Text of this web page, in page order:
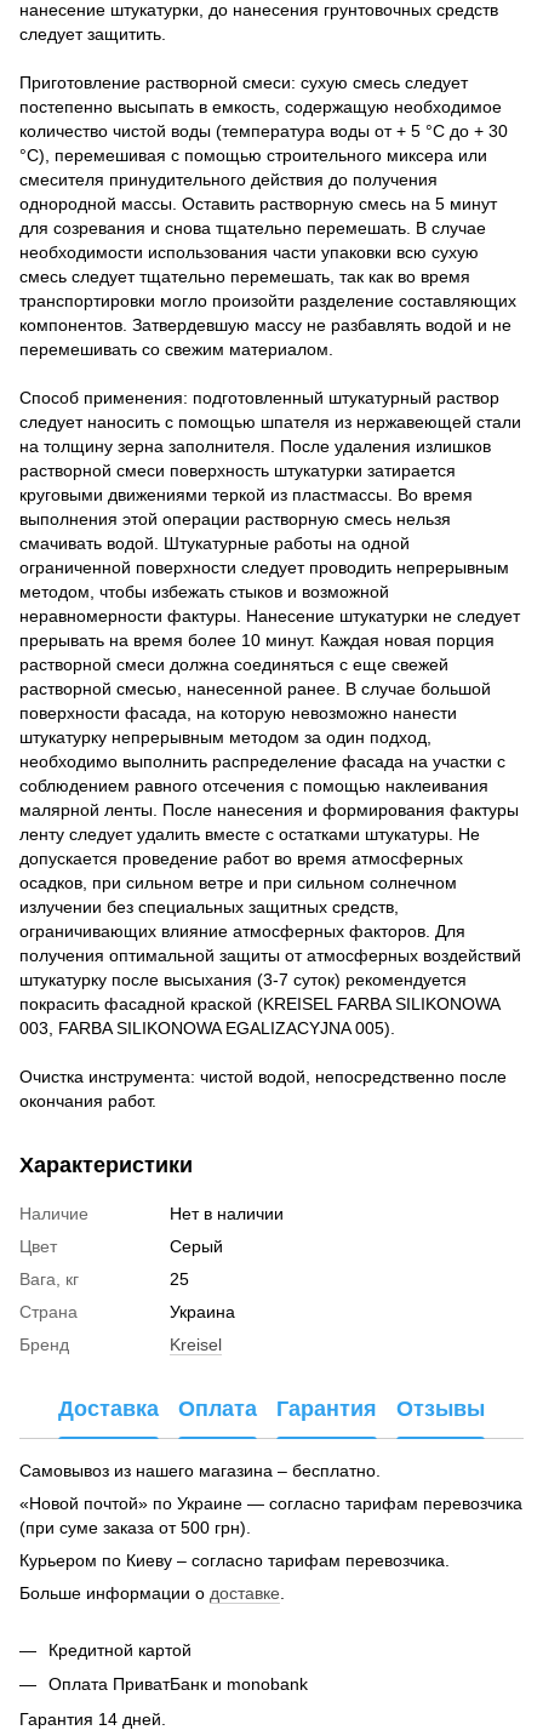
нанесение штукатурки, до нанесения грунтовочных средств
следует защитить.
Приготовление растворной смеси: сухую смесь следует
постепенно высыпать в емкость, содержащую необходимое
количество чистой воды (температура воды от + 5 °С до + 30
°С), перемешивая с помощью строительного миксера или
смесителя принудительного действия до получения
однородной массы. Оставить растворную смесь на 5 минут
для созревания и снова тщательно перемешать. В случае
необходимости использования части упаковки всю сухую
смесь следует тщательно перемешать, так как во время
транспортировки могло произойти разделение составляющих
компонентов. Затвердевшую массу не разбавлять водой и не
перемешивать со свежим материалом.
Способ применения: подготовленный штукатурный раствор
следует наносить с помощью шпателя из нержавеющей стали
на толщину зерна заполнителя. После удаления излишков
растворной смеси поверхность штукатурки затирается
круговыми движениями теркой из пластмассы. Во время
выполнения этой операции растворную смесь нельзя
смачивать водой. Штукатурные работы на одной
ограниченной поверхности следует проводить непрерывным
методом, чтобы избежать стыков и возможной
неравномерности фактуры. Нанесение штукатурки не следует
прерывать на время более 10 минут. Каждая новая порция
растворной смеси должна соединяться с еще свежей
растворной смесью, нанесенной ранее. В случае большой
поверхности фасада, на которую невозможно нанести
штукатурку непрерывным методом за один подход,
необходимо выполнить распределение фасада на участки с
соблюдением равного отсечения с помощью наклеивания
малярной ленты. После нанесения и формирования фактуры
ленту следует удалить вместе с остатками штукатуры. Не
допускается проведение работ во время атмосферных
осадков, при сильном ветре и при сильном солнечном
излучении без специальных защитных средств,
ограничивающих влияние атмосферных факторов. Для
получения оптимальной защиты от атмосферных воздействий
штукатурку после высыхания (3-7 суток) рекомендуется
покрасить фасадной краской (KREISEL FARBA SILIKONOWA
003, FARBA SILIKONOWA EGALIZACYJNA 005).
Очистка инструмента: чистой водой, непосредственно после
окончания работ.
Характеристики
Наличие
Нет в наличии
Цвет
Серый
Вага, кг
25
Страна
Украина
Бренд
Kreisel
Доставка Оплата Гарантия Отзывы
Самовывоз из нашего магазина – бесплатно.
«Новой почтой» по Украине — согласно тарифам перевозчика
(при суме заказа от 500 грн).
Курьером по Киеву – согласно тарифам перевозчика.
Больше информации о доставке
Кредитной картой
Оплата ПриватБанк и monobank
Гарантия 14 дней.